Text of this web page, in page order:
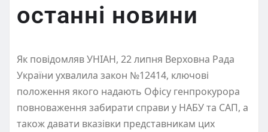
останні новини
Як повідомляв УНІАН, 22 липня Верховна Рада
України ухвалила закон №12414, ключові
положення якого надають Офісу генпрокурора
повноваження забирати справи у НАБУ та САП, а
також давати вказівки представникам цих